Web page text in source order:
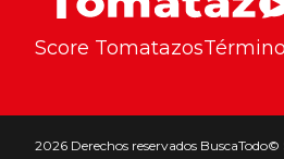
Score Tomatazos
2026 Derechos reservados BuscaTodo©